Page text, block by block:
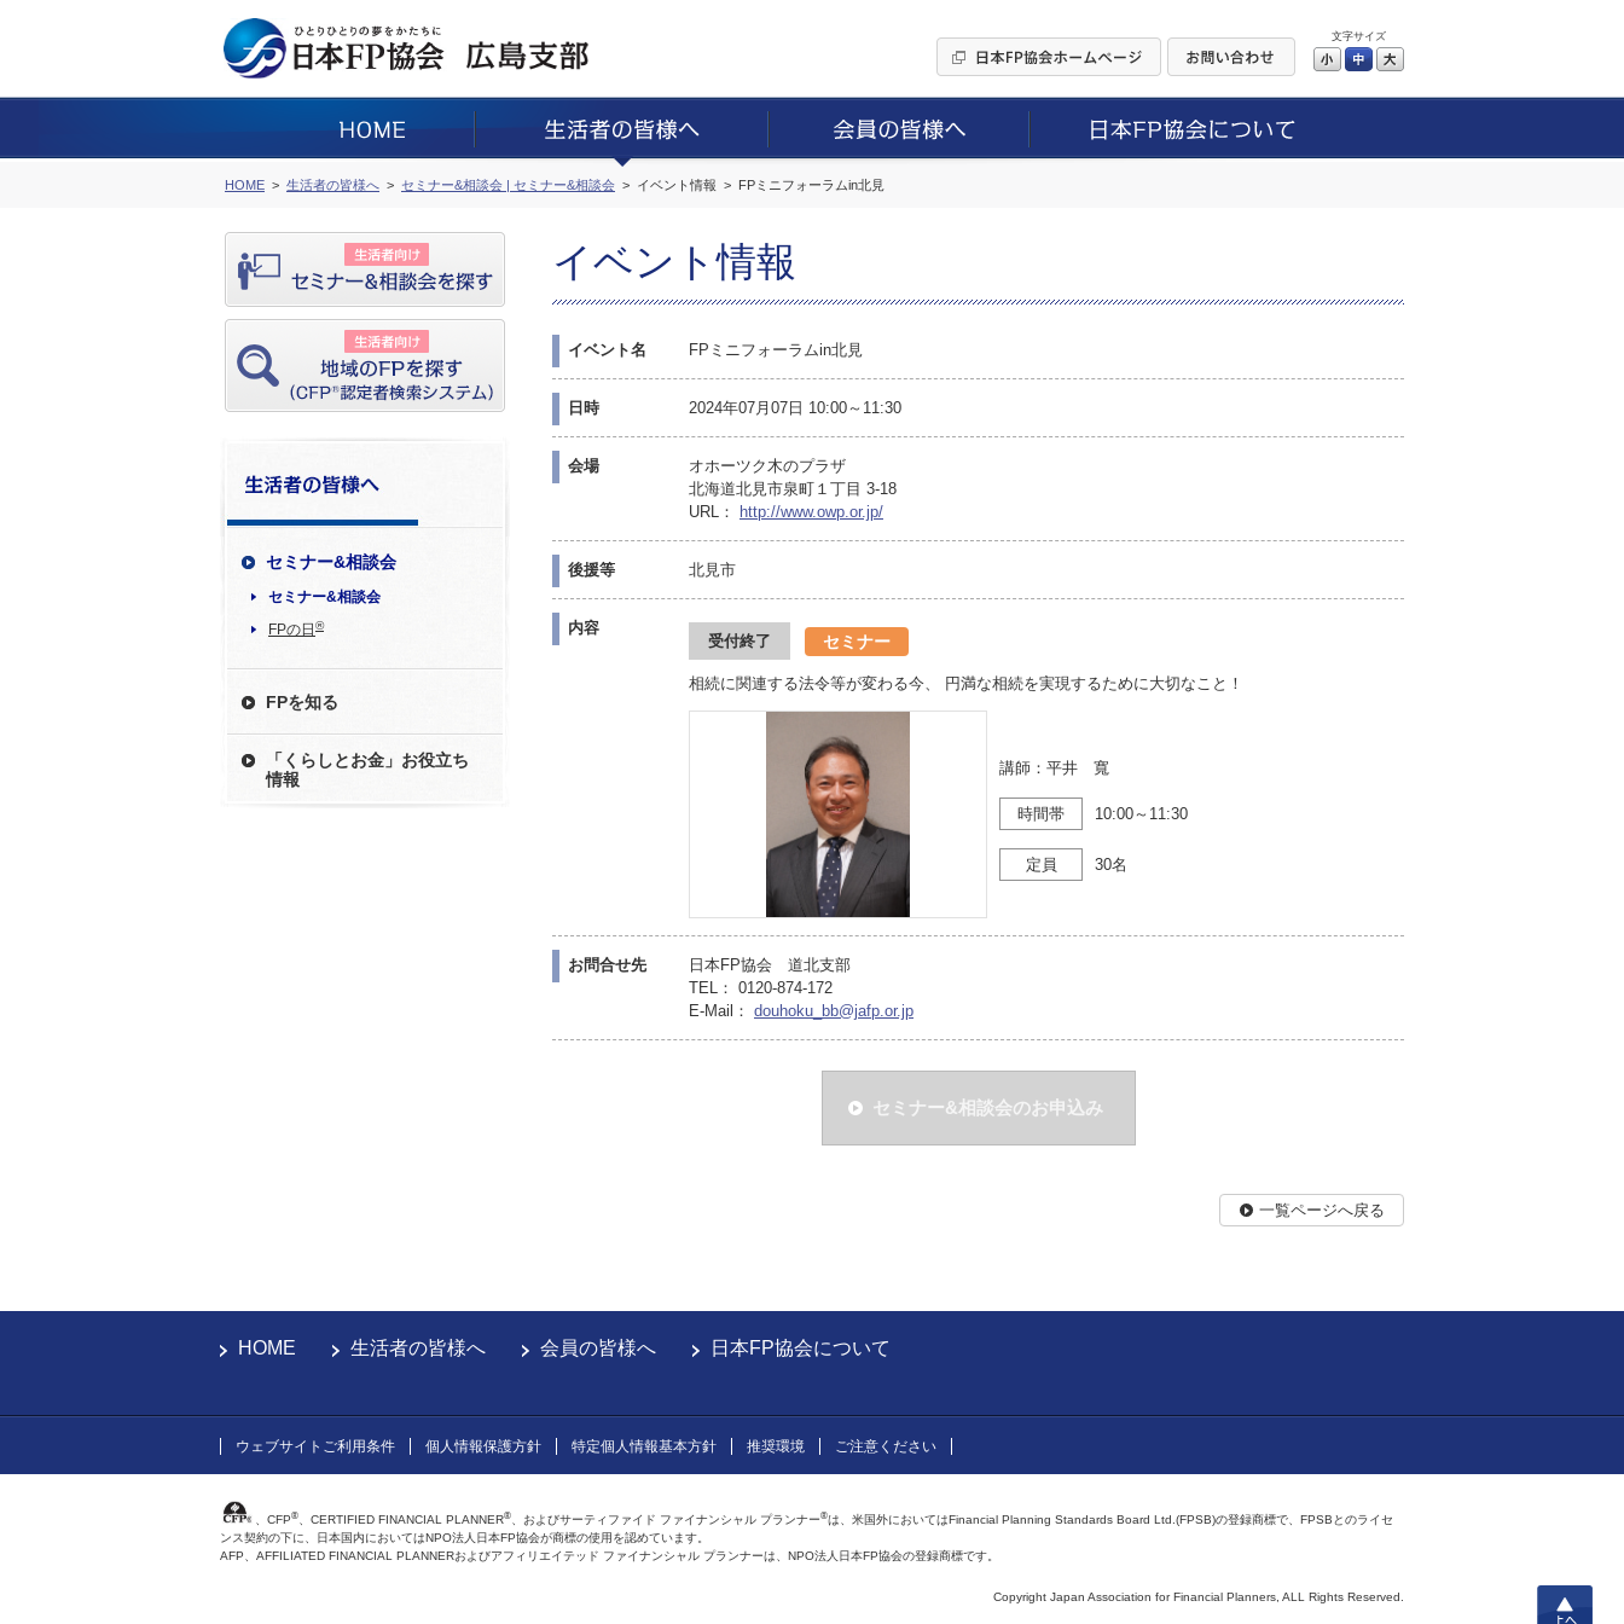
文字サイズ
小 中
HOME 生活者の皆様へ セミナー&相談会 | セミナー&相談会 イベント情報 FPミニフォーラムin北見
セミナー&相談会
セミナー&相談会
FPの日 ®
FPを知る
「くらしとお金」お役立ち
情報
イベント情報
イベント名 FPミニフォーラムin北見
日時 2024年07月07日 10:00～11:30
会場
オホーツク木のプラザ
北海道北見市泉町１丁目 3-18
URL：
http://www.owp.or.jp/
後援等 北見市
内容
受付終了 セミナー
相続に関連する法令等が変わる今、 円満な相続を実現するために大切なこと！
講師：平井 寬
時間帯 10:00～11:30
定員 30名
お問合せ先
日本FP協会 道北支部
TEL： 0120-874-172
E-Mail： douhoku_bb@jafp.or.jp
セミナー&相談会のお申込み
一覧ページへ戻る
上へ
HOME 生活者の皆様へ 会員の皆様へ 日本FP協会について
ウェブサイトご利用条件 個人情報保護方針 特定個人情報基本方針 推奨環境 ご注意ください
、CFP® 、CERTIFIED FINANCIAL PLANNER® 、およびサーティファイド ファイナンシャル プランナー®は、米国外においてはFinancial Planning Standards Board Ltd.(FPSB)の登録商標で、FPSBとのライセ
ンス契約の下に、日本国内においてはNPO法人日本FP協会が商標の使用を認めています。
AFP、AFFILIATED FINANCIAL PLANNERおよびアフィリエイテッド ファイナンシャル プランナーは、NPO法人日本FP協会の登録商標です。
Copyright Japan Association for Financial Planners, ALL Rights Reserved.